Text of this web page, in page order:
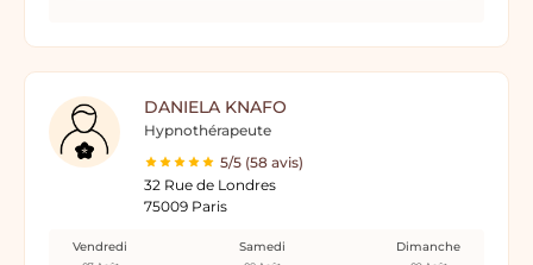
DANIELA KNAFO
Hypnothérapeute
5/5 (58 avis)
32 Rue de Londres
75009 Paris
Vendredi Samedi Dimanche